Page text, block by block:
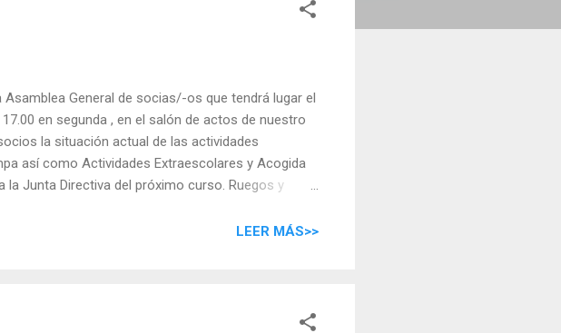
General de socias/-os que tendrá lugar el
en segunda , en el salón de actos de nuestro
la situación actual de las actividades
así como Actividades Extraescolares y Acogida
Junta Directiva del próximo curso. Ruegos y
la asamblea. Edith Volo Pérez, presidenta del
LEER MÁS>>